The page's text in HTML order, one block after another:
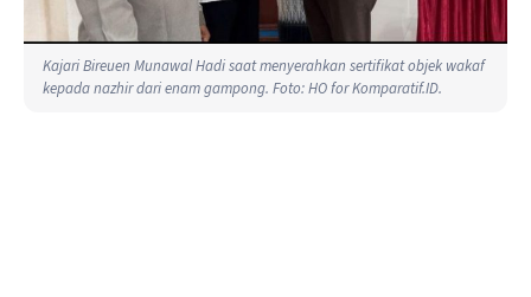
Kajari Bireuen Munawal Hadi saat menyerahkan sertifikat objek wakaf
kepada nazhir dari enam gampong. Foto: HO for Komparatif.ID.